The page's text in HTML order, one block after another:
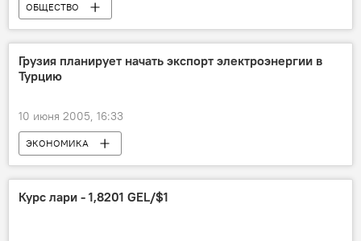
ОБЩЕСТВО
Грузия планирует начать экспорт электроэнергии в
Турцию
10 июня 2005, 16:33
ЭКОНОМИКА
Курс лари - 1,8201 GEL/$1